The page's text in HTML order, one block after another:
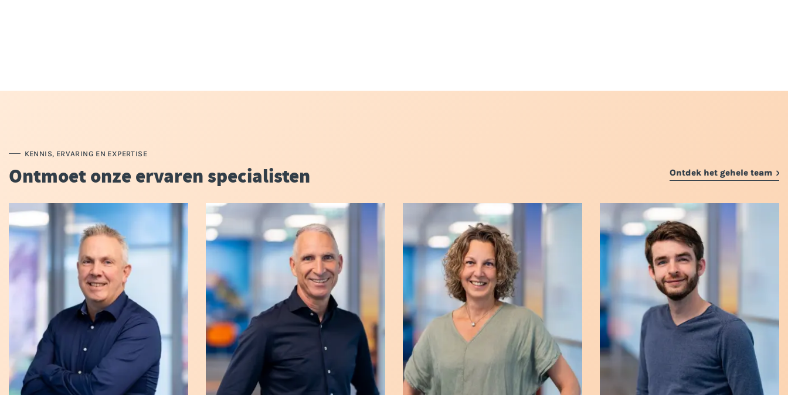
KENNIS, ERVARING EN EXPERTISE
Ontmoet onze ervaren specialisten Ontdek het gehele team
Met zijn RA-titel en een flinke dosis
Brabantse gezelligheid is Jan Willem
de beste persoon voor een goede
discussie over jouw onderneming.
Niet alleen heeft hij de ervaring die
vereist is om jou te helpen groeien,
hij heeft ook de persoonlijke
aandacht die je nodig hebt.
Chris is AA-accountant en
adviseur van Fin4Finance. Hij weet
alles over automatisering en zorgt
ervoor dat je jaarrekeningen goed
gepresenteerd zijn én dat jouw
onderneming optimaal geadviseerd
wordt.
Als Payroll-specialist weet Esther
alles over juridische contracten,
loonaangiftes en salarissen. Met
haar fijne persoonlijkheid zorgt zij
ervoor dat jouw personeel nooit iets
tekort komt.
Een echte young professional: met
een master in zowel accounting als
rechten én zijn AA-opleiding in volle
gang zorgt Rik ervoor dat jouw
cijfers altijd in perfecte conditie zijn.
Met zijn scherpe, kritische blik hoef
jij je niet meer druk te maken om de
details en kan hij je van een gedegen
advies voorzien!